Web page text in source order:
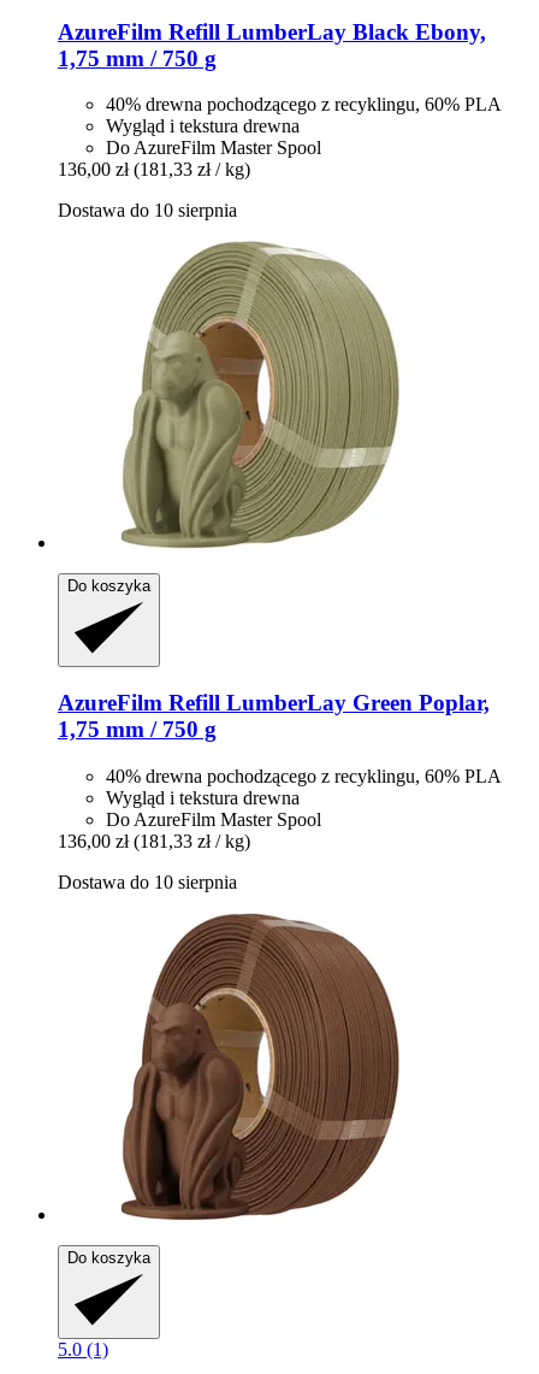
AzureFilm Refill LumberLay Black Ebony,
1,75 mm / 750 g
40% drewna pochodzącego z recyklingu, 60% PLA
Wygląd i tekstura drewna
Do AzureFilm Master Spool
136,00 zł (181,33 zł / kg)
Dostawa do 10 sierpnia
Do koszyka
AzureFilm Refill LumberLay Green Poplar,
1,75 mm / 750 g
40% drewna pochodzącego z recyklingu, 60% PLA
Wygląd i tekstura drewna
Do AzureFilm Master Spool
136,00 zł (181,33 zł / kg)
Dostawa do 10 sierpnia
Do koszyka
5.0 (1)